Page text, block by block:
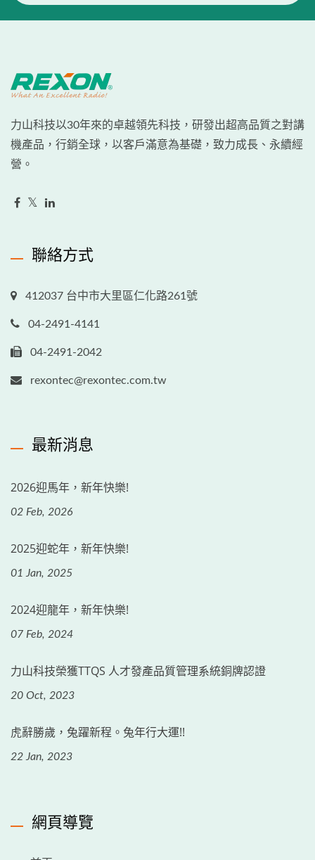
力山科技以30年來的卓越領先科技，研發出超高品質之對講
機產品，行銷全球，以客戶滿意為基礎，致力成長、永續經
營。
聯絡方式
412037 台中市大里區仁化路261號
04-2491-4141
04-2491-2042
rexontec@rexontec.com.tw
最新消息
2026迎馬年，新年快樂!
02 Feb, 2026
2025迎蛇年，新年快樂!
01 Jan, 2025
2024迎龍年，新年快樂!
07 Feb, 2024
力山科技榮獲TTQS 人才發產品質管理系統銅牌認證
20 Oct, 2023
虎辭勝歲，兔躍新程。兔年行大運!!
22 Jan, 2023
網頁導覽